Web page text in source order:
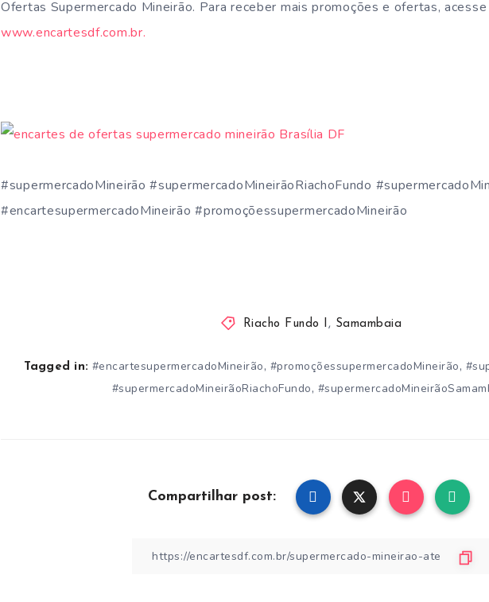
Ofertas Supermercado Mineirão. Para receber mais promoções e ofertas,
www.encartesdf.com.br.
#supermercadoMineirão #supermercadoMineirãoRiachoFundo
#encartesupermercadoMineirão #promoçõessupermercadoMineirão
Riacho Fundo I , Samambaia
Tagged in: #encartesupermercadoMineirão, #promoçõessupermercadoMineirão,
#supermercadoMineirãoRiachoFundo,
Compartilhar post: